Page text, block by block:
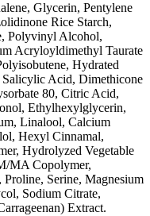
Glycerin, Pentylene
Rice Starch,
Polyvinyl Alcohol,
Acryloyldimethyl Taurate
Hydrated
Salicylic Acid, Dimethicone
80, Citric Acid,
Ethylhexylglycerin,
Linalool, Calcium
Hexyl Cinnamal,
Hydrolyzed Vegetable
MA Copolymer,
Serine, Magnesium
Sodium Citrate,
Extract.